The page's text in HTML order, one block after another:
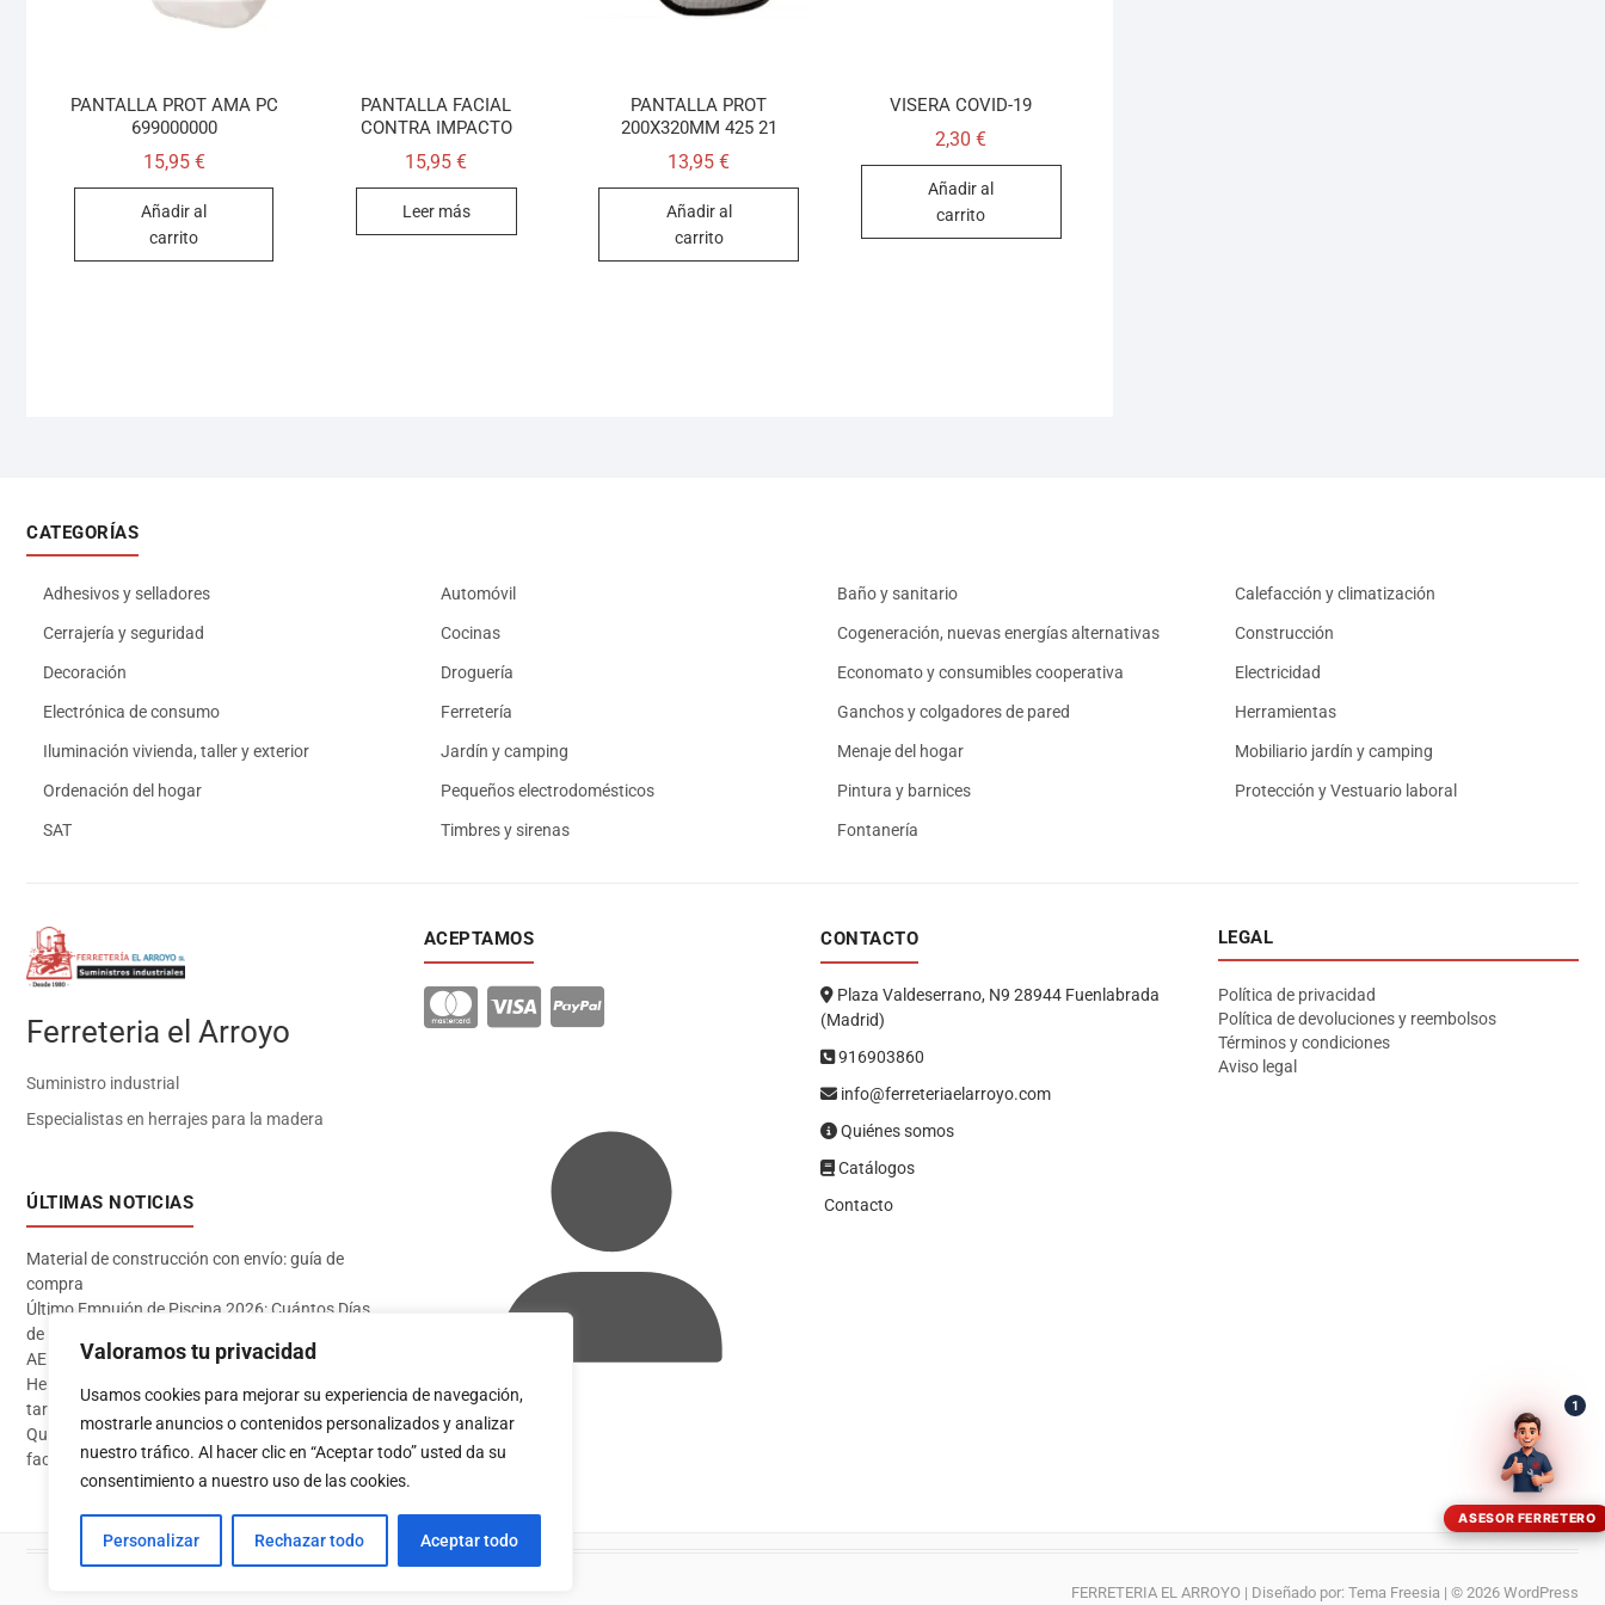
Valoramos tu privacidad
Usamos cookies para mejorar su experiencia de navegación,
mostrarle anuncios o contenidos personalizados y analizar
nuestro tráfico. Al hacer clic en “Aceptar todo” usted da su
consentimiento a nuestro uso de las cookies.
Personalizar Rechazar todo Aceptar todo
PANTALLA PROT AMA PC
699000000
15,95 €
Añadir al
carrito
PANTALLA FACIAL
CONTRA IMPACTO
15,95€
Leer más
PANTALLA PROT
200X320MM 425 21
13,95€
Añadir al
carrito
VISERA COVID-19
2,30€
Añadir al
carrito
CATEGORÍAS
Adhesivos y selladores Automóvil Baño y sanitario Calefacción y climatización
Cerrajería y seguridad Cocinas Cogeneración, nuevas energías alternativas Construcción
Decoración Droguería Economato y consumibles cooperativa Electricidad
Electrónica de consumo Ferretería Ganchos y colgadores de pared Herramientas
Iluminación vivienda, taller y exterior Jardín y camping Menaje del hogar Mobiliario jardín y camping
Ordenación del hogar Pequeños electrodomésticos Pintura y barnices Protección y Vestuario laboral
SAT Timbres y sirenas Fontanería
Ferreteria el Arroyo
Suministro industrial
Especialistas en herrajes para la madera
ÚLTIMAS NOTICIAS
Material de construcción con envío: guía de
compra
Último Empujón de Piscina 2026: Cuántos Días
de Baño te Quedan en Madrid Sur (Datos
AEMET)
Herramientas imprescindibles para instalar
tarima flotante
Qué pintura usar en exterior: guía completa para
fachadas 2026
ACEPTAMOS
Acceder
CONTACTO
Plaza Valdeserrano, N9 28944 Fuenlabrada
(Madrid)
916903860
info@ferreteriaelarroyo.com
Quiénes somos
Catálogos
Contacto
LEGAL
Política de privacidad
Política de devoluciones y reembolsos
Términos y condiciones
Aviso legal
FERRETERIA EL ARROYO | Diseñado por: Tema Freesia | © 2026 WordPress
ASESOR FERRETERO
1
Asesor El Arroyo
En línea · responde en segundos
WhatsApp